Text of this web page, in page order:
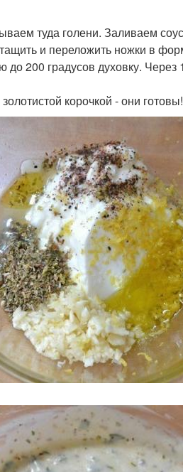
туда голени. Заливаем
и переложить ножки в
200 градусов духовку.
корочкой - они